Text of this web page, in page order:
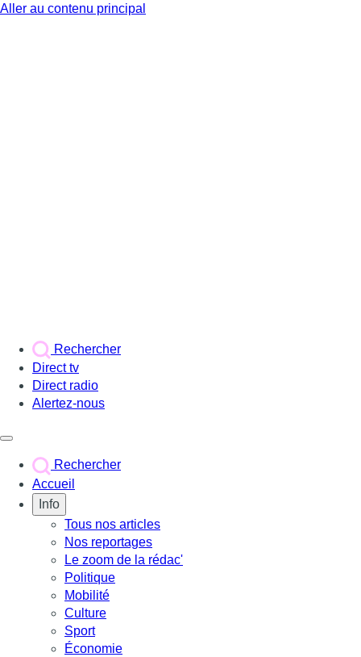
Aller au contenu principal
Rechercher
Direct tv
Direct radio
Alertez-nous
Rechercher
Accueil
Info
Tous nos articles
Nos reportages
Le zoom de la rédac'
Politique
Mobilité
Culture
Sport
Économie